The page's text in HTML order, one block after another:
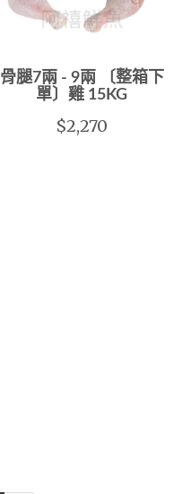
骨腿7兩 - 9兩 〔整箱下
單〕雞 15KG
$2,270